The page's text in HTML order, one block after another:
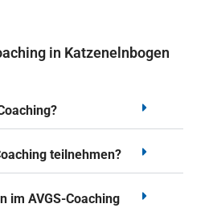
in Katzenelnbogen
teilnehmen?
im AVGS-Coaching